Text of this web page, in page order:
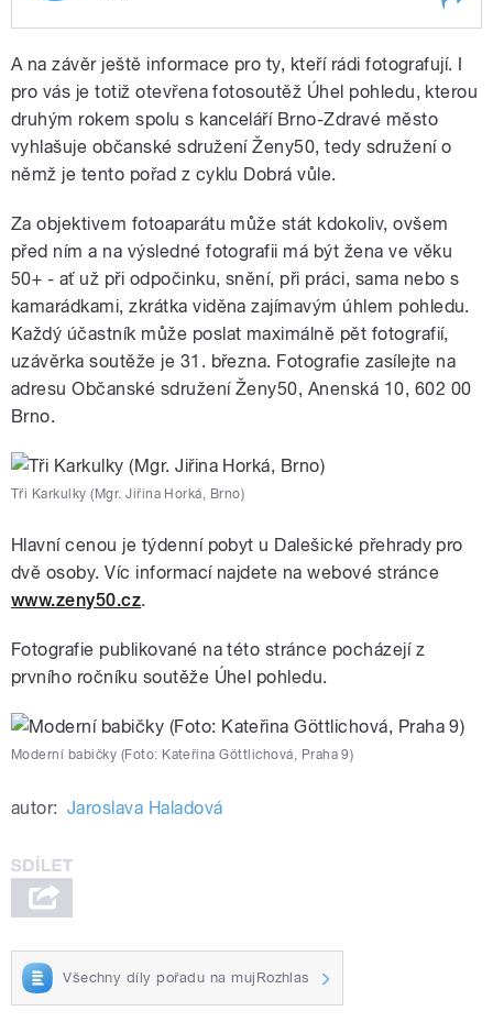
pause
brněnském občanském sdružení
Ženy50 připravila Jaroslava
A na závěr ještě informace pro ty, kteří rádi fotografují. I
pro vás je totiž otevřena fotosoutěž Úhel pohledu, kterou
druhým rokem spolu s kanceláří Brno-Zdravé město
vyhlašuje občanské sdružení Ženy50, tedy sdružení o
němž je tento pořad z cyklu Dobrá vůle.
Za objektivem fotoaparátu může stát kdokoliv, ovšem
před ním a na výsledné fotografii má být žena ve věku
50+ - ať už při odpočinku, snění, při práci, sama nebo s
kamarádkami, zkrátka viděna zajímavým úhlem pohledu.
Každý účastník může poslat maximálně pět fotografií,
uzávěrka soutěže je 31. března. Fotografie zasílejte na
adresu Občanské sdružení Ženy50, Anenská 10, 602 00
Brno.
Tři Karkulky (Mgr. Jiřina Horká, Brno)
Hlavní cenou je týdenní pobyt u Dalešické přehrady pro
dvě osoby. Víc informací najdete na webové stránce
www.zeny50.cz.
Fotografie publikované na této stránce pocházejí z
prvního ročníku soutěže Úhel pohledu.
Moderní babičky (Foto: Kateřina Göttlichová, Praha 9)
autor: Jaroslava Haladová
Všechny díly pořadu na mujRozhlas